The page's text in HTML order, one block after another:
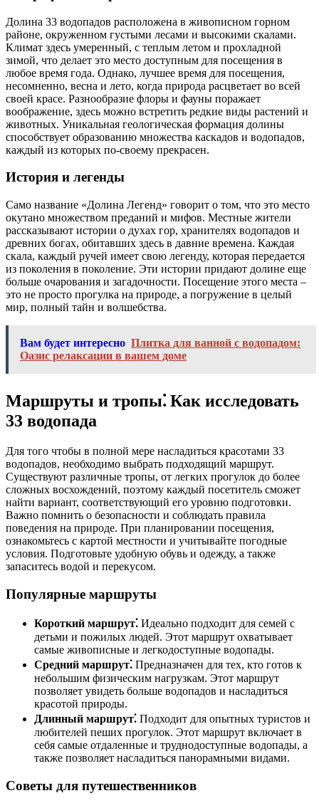
Долина 33 водопадов расположена в живописном горном
районе, окруженном густыми лесами и высокими скалами.
Климат здесь умеренный, с теплым летом и прохладной
зимой, что делает это место доступным для посещения в
любое время года. Однако, лучшее время для посещения,
несомненно, весна и лето, когда природа расцветает во всей
своей красе. Разнообразие флоры и фауны поражает
воображение, здесь можно встретить редкие виды растений и
животных. Уникальная геологическая формация долины
способствует образованию множества каскадов и водопадов,
каждый из которых по-своему прекрасен.
История и легенды
Само название «Долина Легенд» говорит о том, что это место
окутано множеством преданий и мифов. Местные жители
рассказывают истории о духах гор, хранителях водопадов и
древних богах, обитавших здесь в давние времена. Каждая
скала, каждый ручей имеет свою легенду, которая передается
из поколения в поколение. Эти истории придают долине еще
больше очарования и загадочности. Посещение этого места –
это не просто прогулка на природе, а погружение в целый
мир, полный тайн и волшебства.
Вам будет интересно Плитка для ванной с водопадом:
Оазис релаксации в вашем доме
Маршруты и тропы⁚ Как исследовать
33 водопада
Для того чтобы в полной мере насладиться красотами 33
водопадов, необходимо выбрать подходящий маршрут.
Существуют различные тропы, от легких прогулок до более
сложных восхождений, поэтому каждый посетитель сможет
найти вариант, соответствующий его уровню подготовки.
Важно помнить о безопасности и соблюдать правила
поведения на природе. При планировании посещения,
ознакомьтесь с картой местности и учитывайте погодные
условия. Подготовьте удобную обувь и одежду, а также
запаситесь водой и перекусом.
Популярные маршруты
Короткий маршрут⁚ Идеально подходит для семей с
детьми и пожилых людей. Этот маршрут охватывает
самые живописные и легкодоступные водопады.
Средний маршрут⁚ Предназначен для тех, кто готов к
небольшим физическим нагрузкам. Этот маршрут
позволяет увидеть больше водопадов и насладиться
красотой природы.
Длинный маршрут⁚ Подходит для опытных туристов и
любителей пеших прогулок. Этот маршрут включает в
себя самые отдаленные и труднодоступные водопады, а
также позволяет насладиться панорамными видами.
Советы для путешественников